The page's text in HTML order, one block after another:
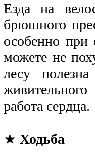
Езда на
брюшного
особенно при
можете не
лесу
работа сердца.
★ Ходьба